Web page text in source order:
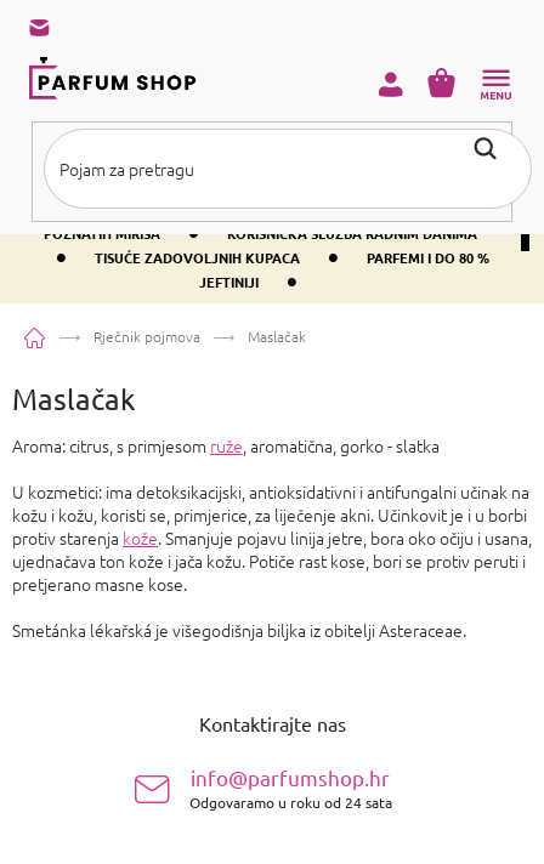
sadržaj
BESPLATNA DOSTAVA IZNAD PRIBLIŽNO 37 € •
400+ SVJETSKI
POZNATIH MIRISA
• KORISNIČKA SLUŽBA RADNIM DANIMA
• TISUĆE ZADOVOLJNIH KUPACA •
PARFEMI I DO 80 %
JEFTINIJI
•
KOŠARICA
PočetnaRječnik pojmova Maslačak
Maslačak
Aroma: citrus, s primjesom ruže, aromatična, gorko - slatka
U kozmetici: ima detoksikacijski, antioksidativni i antifungalni učinak na
kožu i kožu, koristi se, primjerice, za liječenje akni. Učinkovit je i u borbi
protiv starenja kože. Smanjuje pojavu linija jetre, bora oko očiju i usana,
ujednačava ton kože i jača kožu. Potiče rast kose, bori se protiv peruti i
pretjerano masne kose.
Smetánka lékařská je višegodišnja biljka iz obitelji Asteraceae.
Kontaktirajte nas
info@parfumshop.hr
Odgovaramo u roku od 24 sata